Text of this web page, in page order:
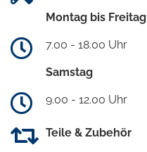
Montag bis Freitag
7.00 - 18.00 Uhr
Samstag
9.00 - 12.00 Uhr
Teile & Zubehör